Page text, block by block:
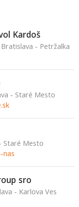
Kardoš
- Petržalka
- Staré Mesto
Staré Mesto
nas
sro
- Karlova Ves